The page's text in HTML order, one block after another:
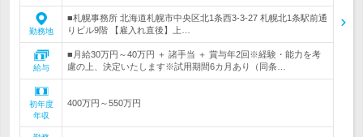
勤務地
■札幌事務所 北海道札幌市中央区北1条西3-3-27 札幌北1条駅前通
りビル9階 【雇入れ直後】上…
給与
■月給30万円～40万円 ＋ 諸手当 ＋ 賞与年2回※経験・能力を考
慮の上、決定いたします※試用期間6カ月あり（同条…
初年度
年収
400万円～550万円